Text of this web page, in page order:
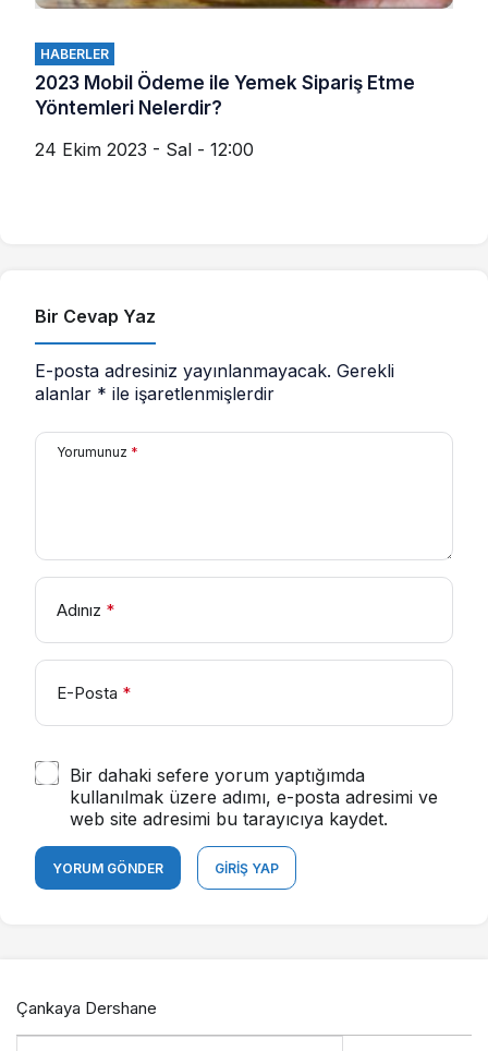
HABERLER
2023 Mobil Ödeme ile Yemek Sipariş Etme
Yöntemleri Nelerdir?
24 Ekim 2023 - Sal - 12:00
Bir Cevap Yaz
E-posta adresiniz yayınlanmayacak. Gerekli
alanlar * ile işaretlenmişlerdir
Yorumunuz *
Adınız *
E-Posta *
Bir dahaki sefere yorum yaptığımda
kullanılmak üzere adımı, e-posta adresimi ve
web site adresimi bu tarayıcıya kaydet.
YORUM GÖNDER GIRIŞ YAP
Çankaya Dershane